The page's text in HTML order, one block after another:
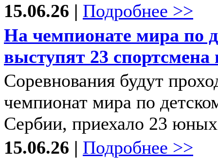
15.06.26 | Подробнее >>
На чемпионате мира по
выступят 23
Соревнования будут
чемпионат мира по
Сербии, приехало 23
15.06.26 | Подробнее >>